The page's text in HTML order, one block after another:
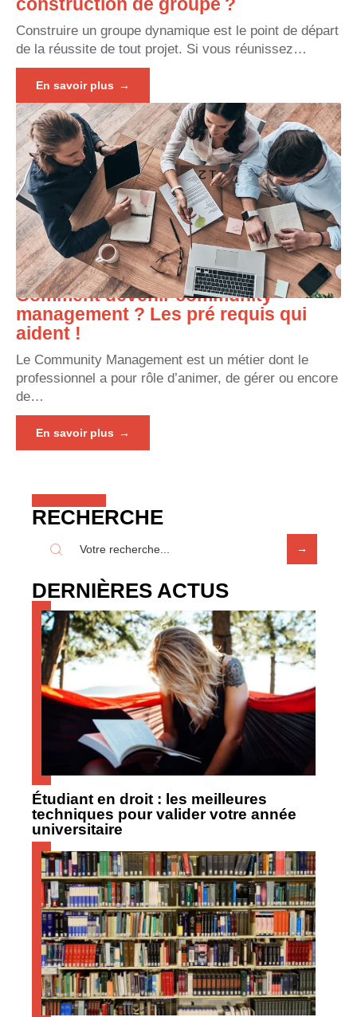
construction de groupe ?
Construire un groupe dynamique est le point de départ
de la réussite de tout projet. Si vous réunissez…
En savoir plus
Comment devenir community
management ? Les pré requis qui
aident !
Le Community Management est un métier dont le
professionnel a pour rôle d’animer, de gérer ou encore
de…
En savoir plus
RECHERCHE
DERNIÈRES ACTUS
Étudiant en droit : les meilleures
techniques pour valider votre année
universitaire